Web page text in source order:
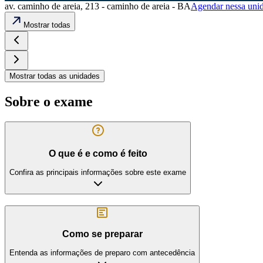
av. caminho de areia, 213 - caminho de areia - BAAgendar nessa
Mostrar todas
Mostrar todas as unidades
Sobre o exame
O que é e como é feito
Confira as principais informações sobre este exame
Como se preparar
Entenda as informações de preparo com antecedência